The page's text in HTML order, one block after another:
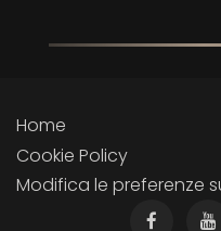
Home
Cookie Policy
Modifica le preferenze